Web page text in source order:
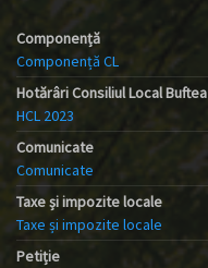
Componență
Componență CL
Hotărâri Consiliul Local Buftea
HCL 2023
Comunicate
Comunicate
Taxe și impozite locale
Taxe și impozite locale
Petiție